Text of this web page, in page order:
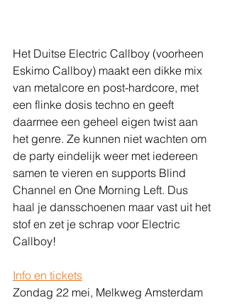
Het Duitse Electric Callboy (voorheen
Eskimo Callboy) maakt een dikke mix
van metalcore en post-hardcore, met
een flinke dosis techno en geeft
daarmee een geheel eigen twist aan
het genre. Ze kunnen niet wachten om
de party eindelijk weer met iedereen
samen te vieren en supports Blind
Channel en One Morning Left. Dus
haal je dansschoenen maar vast uit het
stof en zet je schrap voor Electric
Callboy!
Info en tickets
Zondag 22 mei, Melkweg Amsterdam